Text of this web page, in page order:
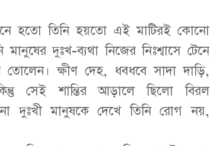
হতো তিনি হয়তো এই মাটিরই কোনো
দুঃখ-ব্যথা নিজের নিঃশ্বাসে টেনে
তোলেন। ক্ষীণ দেহ, ধবধবে সাদা দাড়ি,
সেই শান্তির আড়ালে ছিলো বিরল
দুঃখী মানুষকে দেখে তিনি রোগ নয়,